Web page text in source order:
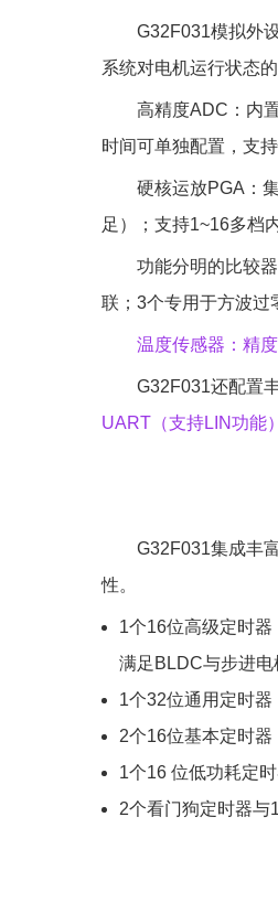
G32F031模拟外
系统对电机运行状态
高精度ADC：内
时间可单独配置，支
硬核运放PGA：
足）；支持1~16多档
功能分明的比较
联；3个专用于方波过
温度传感器：精
G32F031还配置
UART（支持LIN功能）
G32F031集成丰
性。
1个16位高级定时
满足BLDC与步进电
1个32位通用定时器
2个16位基本定时器
1个16 位低功耗定
2个看门狗定时器与